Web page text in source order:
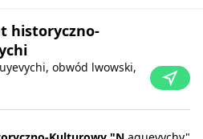
historyczno-
obwód lwowski,